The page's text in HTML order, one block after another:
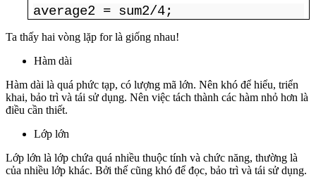
average2 = sum2/4;
Ta thấy hai vòng lặp for là giống nhau!
Hàm dài
Hàm dài là quá phức tạp, có lượng mã lớn. Nên khó để hiểu, triển
khai, bảo trì và tái sử dụng. Nên việc tách thành các hàm nhỏ hơn là
điều cần thiết.
Lớp lớn
Lớp lớn là lớp chứa quá nhiều thuộc tính và chức năng, thường là
của nhiều lớp khác. Bởi thế cũng khó để đọc, bảo trì và tái sử dụng.